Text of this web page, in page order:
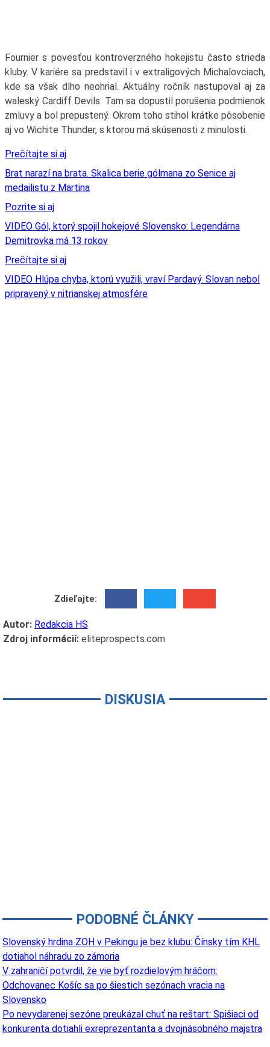
Fournier s povesťou kontroverzného hokejistu často strieda
kluby. V kariére sa predstavil i v extraligových Michalovciach,
kde sa však dlho neohrial. Aktuálny ročník nastupoval aj za
waleský Cardiff Devils. Tam sa dopustil porušenia podmienok
zmluvy a bol prepustený. Okrem toho stihol krátke pôsobenie
aj vo Wichite Thunder, s ktorou má skúsenosti z minulosti.
Prečítajte si aj
Brat narazí na brata. Skalica berie gólmana zo Senice aj
medailistu z Martina
Pozrite si aj
VIDEO Gól, ktorý spojil hokejové Slovensko: Legendárna
Demitrovka má 13 rokov
Prečítajte si aj
VIDEO Hlúpa chyba, ktorú využili, vraví Pardavý. Slovan nebol
pripravený v nitrianskej atmosfére
Zdieľajte:
Autor: Redakcia HS
Zdroj informácií:eliteprospects.com
DISKUSIA
PODOBNÉ ČLÁNKY
Slovenský hrdina ZOH v Pekingu je bez klubu: Čínsky tím KHL
dotiahol náhradu zo zámoria
V zahraničí potvrdil, že vie byť rozdielovým hráčom:
Odchovanec Košíc sa po šiestich sezónach vracia na
Slovensko
Po nevydarenej sezóne preukázal chuť na reštart: Spišiaci od
konkurenta dotiahli exreprezentanta a dvojnásobného majstra